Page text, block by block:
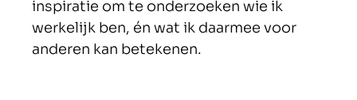
inspiratie om te onderzoeken wie ik
werkelijk ben, én wat ik daarmee voor
anderen kan betekenen.